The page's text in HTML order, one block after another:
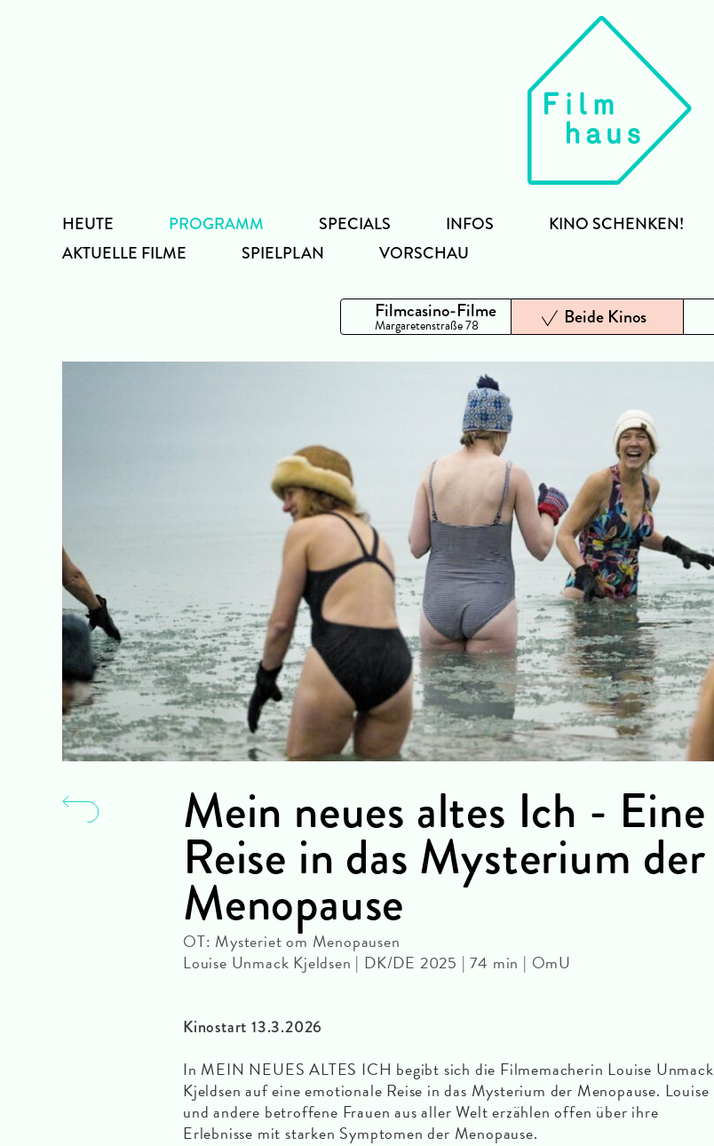
HEUTE
PROGRAMM
AKTUELLE FILME
SPIELPLAN VORSCHAU
SPECIALS INFOS KINO SCHENKEN!
Filmcasino-Filme
Margaretenstraße 78 Beide Kinos
Mein neues altes Ich - Eine
Reise in das Mysterium der
Menopause
OT: Mysteriet om Menopausen
Louise Unmack Kjeldsen | DK/DE 2025 | 74 min | OmU
Kinostart 13.3.2026
In MEIN NEUES ALTES ICH begibt sich die Filmemacherin Louise Unmack
Kjeldsen auf eine emotionale Reise in das Mysterium der Menopause. Louise
und andere betroffene Frauen aus aller Welt erzählen offen über ihre
Erlebnisse mit starken Symptomen der Menopause.